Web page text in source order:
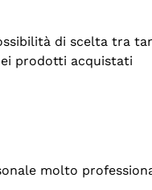
di scelta tra
prodotti acquistati
molto